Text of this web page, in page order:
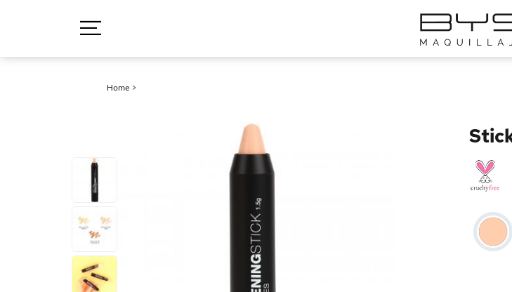
Home >